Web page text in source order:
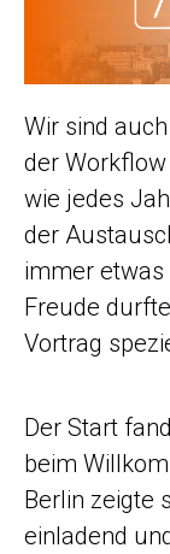
Wir sind
der
wie jedes
der
immer etwas
Freude
Vortrag
Der Start
beim
Berlin zeigte
einladend